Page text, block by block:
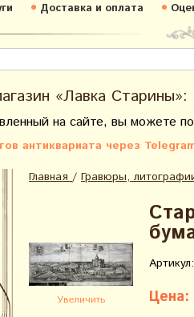
Доставка и оплата
«Лавка
на сайте, вы можете
антиквариата через
Главная / Гравюры,
Увеличить Цена: